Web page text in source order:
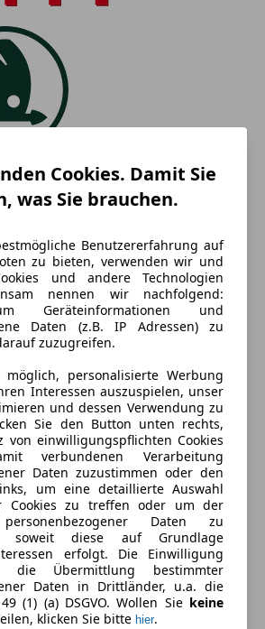
Cookies. Damit Sie
was Sie brauchen.
Benutzererfahrung auf
zu bieten, verwenden wir und
und andere Technologien
nennen wir nachfolgend:
Geräteinformationen und
Daten (z.B. IP Adressen) zu
zuzugreifen.
personalisierte Werbung
Interessen auszuspielen, unser
und dessen Verwendung zu
Sie den Button unten rechts,
von einwilligungspflichten Cookies
verbundenen Verarbeitung
Daten zuzustimmen oder den
um eine detaillierte Auswahl
Cookies zu treffen oder um der
Daten zu
soweit diese auf Grundlage
erfolgt. Die Einwilligung
die Übermittlung bestimmter
Daten in Drittländer, u.a. die
(1) (a) DSGVO. Wollen Sie keine
klicken Sie bitte hier.